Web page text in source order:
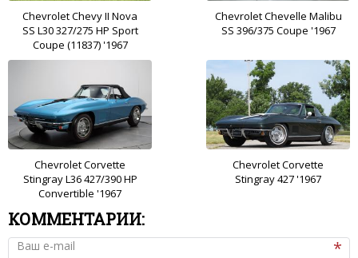
Chevrolet Chevy II Nova
SS L30 327/275 HP Sport
Coupe (11837) '1967
Chevrolet Chevelle Malibu
SS 396/375 Coupe '1967
Chevrolet Corvette
Stingray L36 427/390 HP
Convertible '1967
Chevrolet Corvette
Stingray 427 '1967
КОММЕНТАРИИ:
Ваш e-mail